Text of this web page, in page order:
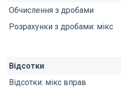
Обчислення з дробами
Розрахунки з дробами: мікс
Відсотки
Відсотки: мікс вправ